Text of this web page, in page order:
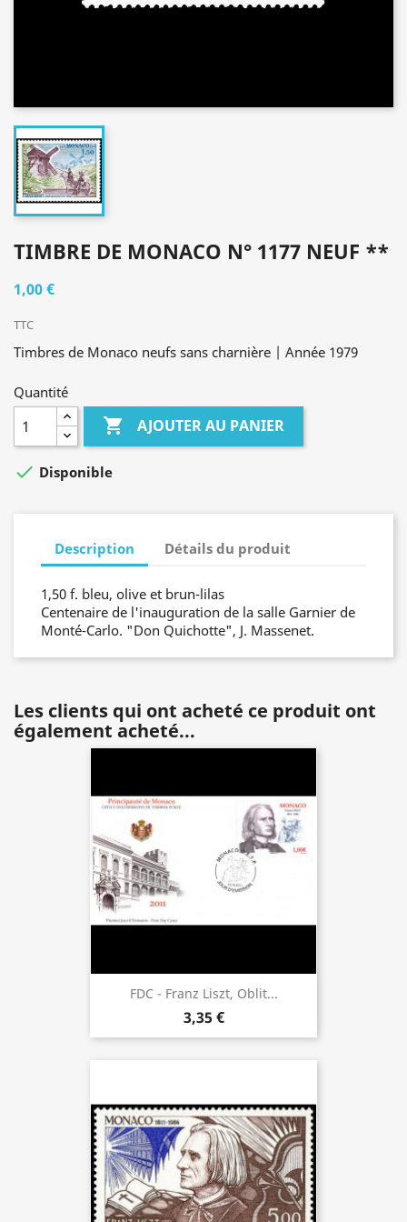
TIMBRE DE MONACO N° 1177 NEUF **
1,00 €
TTC
Timbres de Monaco neufs sans charnière | Année 1979
Quantité
 AJOUTER AU PANIER
 Disponible
Description Détails du produit
1,50 f. bleu, olive et brun-lilas
Centenaire de l'inauguration de la salle Garnier de
Monté-Carlo. "Don Quichotte", J. Massenet.
Les clients qui ont acheté ce produit ont
également acheté...
FDC - Franz Liszt, Oblit...
3,35 €